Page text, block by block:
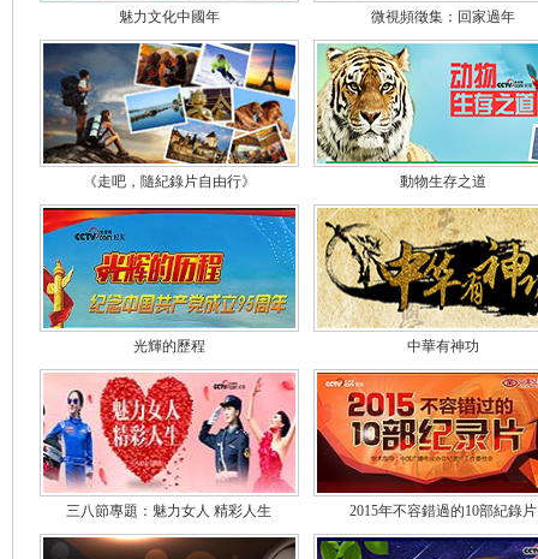
魅力文化中國年 微視頻徵集：回家過年
《走吧，隨紀錄片自由行》 動物生存之道
光輝的歷程 中華有神功
三八節專題：魅力女人 精彩人生 2015年不容錯過的10部紀錄片